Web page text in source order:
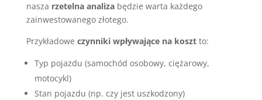
nasza rzetelna analizabędzie warta każdego
zainwestowanego złotego.
Przykładowe czynniki wpływające na kosztto:
Typ pojazdu (samochód osobowy, ciężarowy,
motocykl)
Stan pojazdu (np. czy jest uszkodzony)